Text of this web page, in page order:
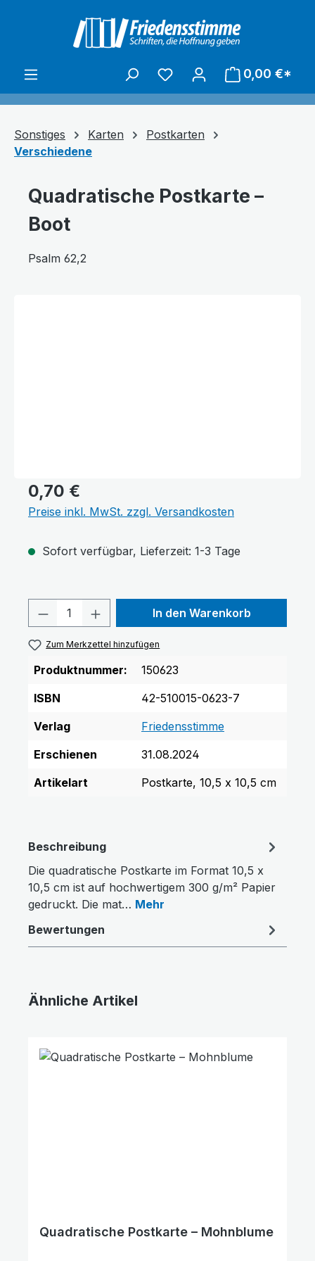
0,00 €*
Sonstiges Karten
Postkarten
Verschiedene
Quadratische Postkarte –
Boot
Psalm 62,2
0,70 €
Preise inkl. MwSt. zzgl. Versandkosten
Sofort verfügbar, Lieferzeit: 1-3 Tage
Produkt Anzahl: Gib den
In den Warenkorb
Zum Merkzettel hinzufügen
Produktnummer:
150623
ISBN
42-510015-0623-7
Verlag
Friedensstimme
Erschienen
31.08.2024
Artikelart
Postkarte, 10,5 x 10,5 cm
Beschreibung
Die quadratische Postkarte im Format 10,5 x
10,5 cm ist auf hochwertigem 300 g/m² Papier
gedruckt. Die mat… Mehr
Bewertungen
Ähnliche Artikel
Quadratische Postkarte – Mohnblume